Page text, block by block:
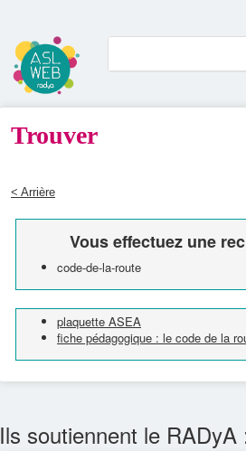
Trouver
< Arrière
Vous effectuez une
code-de-la-route
plaquette ASEA
fiche pédagogique : le code de la
Ils soutiennent le RADyA